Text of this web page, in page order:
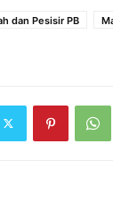
dan Pesisir PB